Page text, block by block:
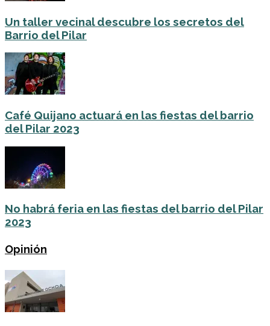
Un taller vecinal descubre los secretos del
Barrio del Pilar
Café Quijano actuará en las fiestas del barrio
del Pilar 2023
No habrá feria en las fiestas del barrio del Pilar
2023
Opinión